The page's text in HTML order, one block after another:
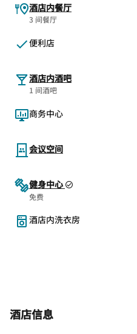
酒店内餐厅
3 间餐厅
便利店
酒店内酒吧
1 间酒吧
商务中心
会议空间
健身中心
免费
酒店内洗衣房
酒店信息